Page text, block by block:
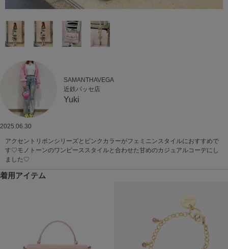
SAMANTHAVEGA
近鉄パッセ店
Yuki
2025.06.30
アクセントリボンシリーズとピンクカラーがフェミニンスタイルにおすすめで
す♡モノトーンのワンピーススタイルと合わせた甘めのカジュアルコーデにし
ました♡
着用アイテム